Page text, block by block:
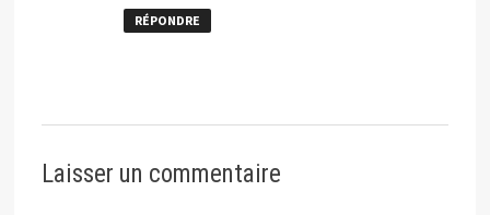
RÉPONDRE
Laisser un commentaire